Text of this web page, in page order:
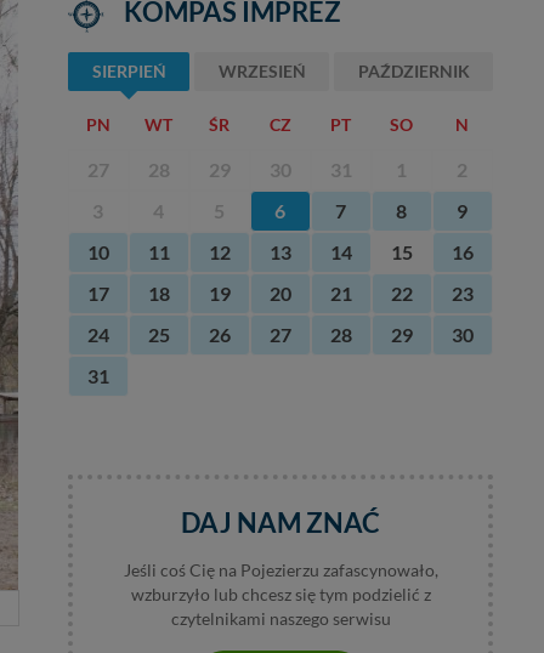
KOMPAS IMPREZ
SIERPIEŃ WRZESIEŃ PAŹDZIERNIK
PN WT ŚR CZ PT SO N
27 28 29 30 31 1
2
3
4 5 6 7 8
9
10
11 12 13 14 15
16
17
18 19 20 21 22
23
24
25 26 27 28 29
30
31
DAJ NAM ZNAĆ
Jeśli coś Cię na Pojezierzu zafascynowało,
wzburzyło lub chcesz się tym podzielić z
czytelnikami naszego serwisu